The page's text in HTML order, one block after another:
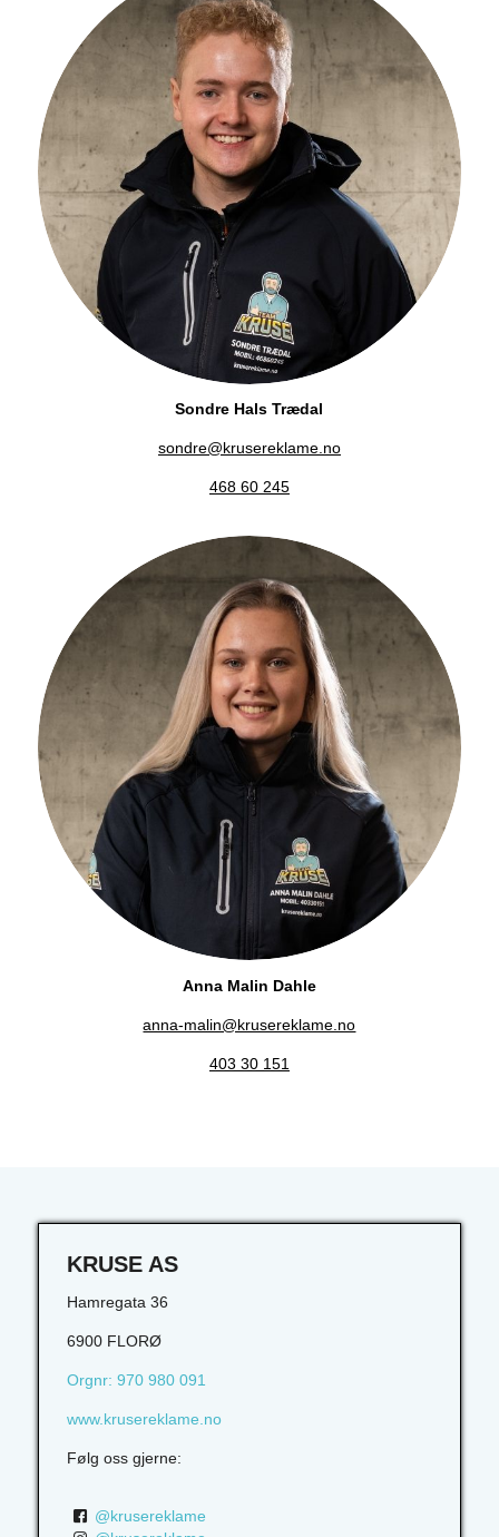
Sondre Hals Trædal
sondre@krusereklame.no
468 60 245
Anna Malin Dahle
anna-malin@krusereklame.no
403 30 151
KRUSE AS
Hamregata 36
6900 FLORØ
Orgnr: 970 980 091
www.krusereklame.no
Følg oss gjerne:
@krusereklame